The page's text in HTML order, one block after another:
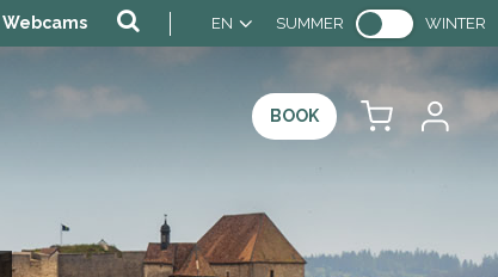
Webcams EN SUMMER WINTER
BOOK